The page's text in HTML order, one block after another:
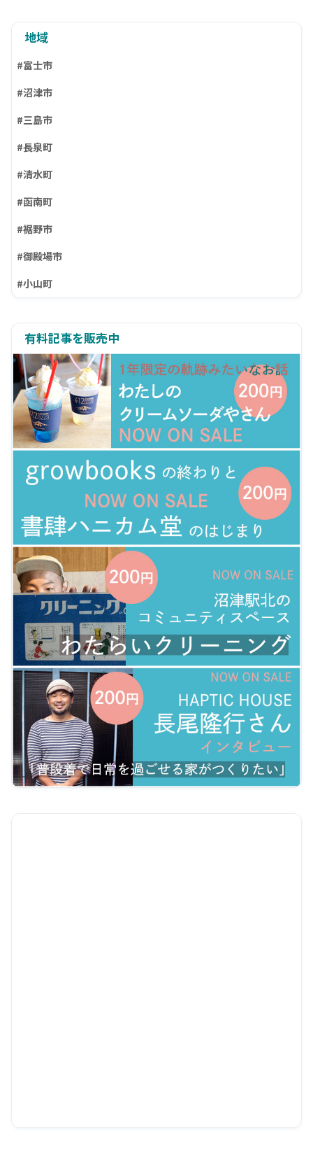
地域
#富士市
#沼津市
#三島市
#長泉町
#清水町
#函南町
#裾野市
#御殿場市
#小山町
有料記事を販売中